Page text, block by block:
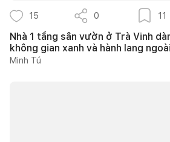
15 0 11
Nhà 1 tầng sân vườn ở Trà Vinh
không gian xanh và hành lang
Minh Tú